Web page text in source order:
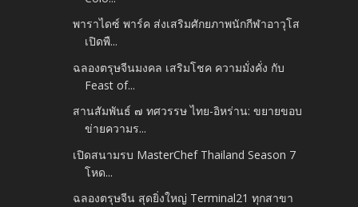
พาราไดซ์ พาร์ค ส่งเสริมศักยภาพนักกีฬาอาวุโส
เปิดพื...
ฉลองตรุษจีนมงคล เสริมโชค ความมั่งคั่ง กับ
Feast of...
สานสัมพันธ์ ๗ ทศวรรษ ไทย-อิหร่าน: ขยายขอบ
ข่ายความร...
เปิดสนามรบ MasterChef Thailand Season 7
โหด...
ฉลองตรุษจีน สุดยิ่งใหญ่ Terminal21 ทุกสาขา